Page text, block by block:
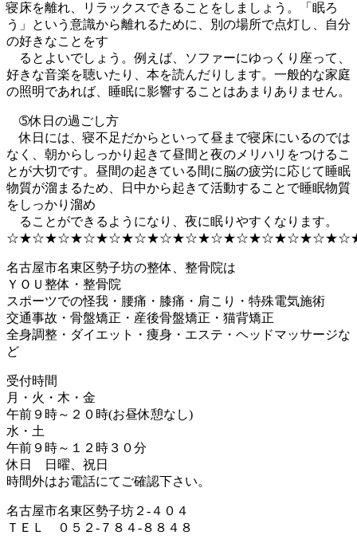
寝床を離れ、リラックスできることをしましょう。「眠ろ
う」という意識から離れるために、別の場所で点灯し、自分
の好きなことをす
るとよいでしょう。例えば、ソファーにゆっくり座って、
好きな音楽を聴いたり、本を読んだりします。一般的な家庭
の照明であれば、睡眠に影響することはあまりありません。
➄休日の過ごし方
休日には、寝不足だからといって昼まで寝床にいるのでは
なく、朝からしっかり起きて昼間と夜のメリハリをつけるこ
とが大切です。昼間の起きている間に脳の疲労に応じて睡眠
物質が溜まるため、日中から起きて活動することで睡眠物質
をしっかり溜め
ることができるようになり、夜に眠りやすくなります。
名古屋市名東区勢子坊の整体、整骨院は
ＹＯＵ整体・整骨院
スポーツでの怪我・腰痛・膝痛・肩こり・特殊電気施術
交通事故・骨盤矯正・産後骨盤矯正・猫背矯正
全身調整・ダイエット・痩身・エステ・ヘッドマッサージな
ど
受付時間
月・火・木・金
午前９時～２０時(お昼休憩なし)
水・土
午前９時～１２時３０分
休日 日曜、祝日
時間外はお電話にてご確認下さい。
名古屋市名東区勢子坊２-４０４
ＴＥＬ ０５２-７８４-８８４８